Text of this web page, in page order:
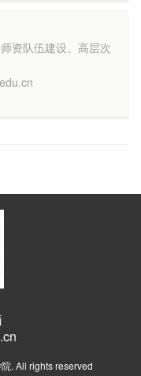
资队伍建设、高层次
. All rights reserved